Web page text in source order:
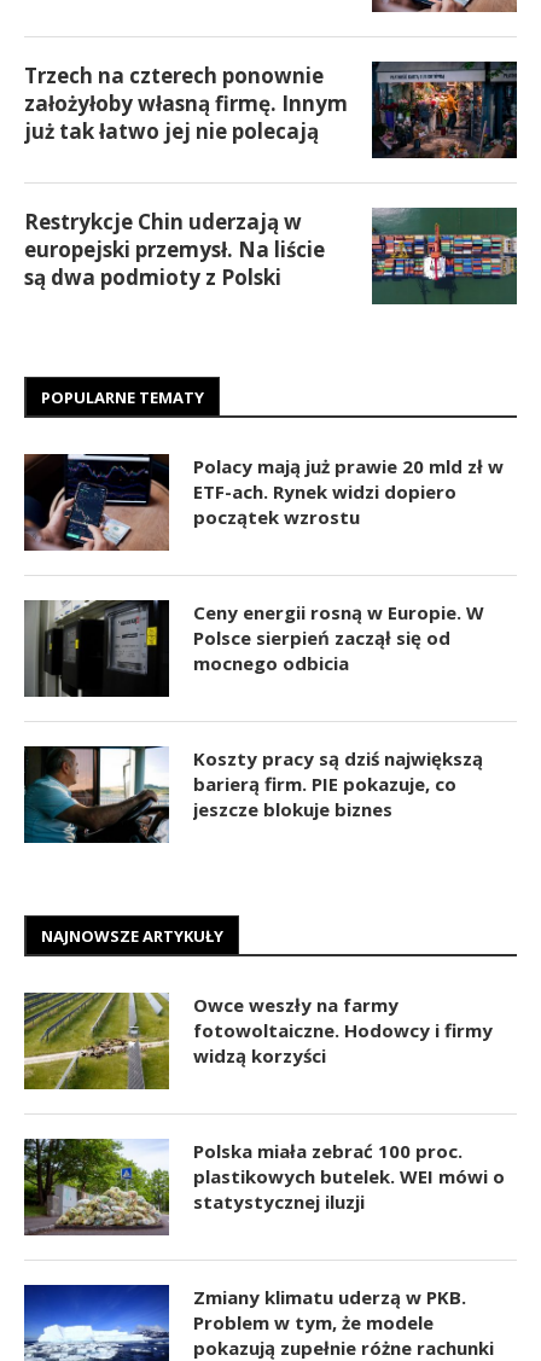
Trzech na czterech ponownie
założyłoby własną firmę. Innym
już tak łatwo jej nie polecają
Restrykcje Chin uderzają w
europejski przemysł. Na liście
są dwa podmioty z Polski
POPULARNE TEMATY
Polacy mają już prawie 20 mld zł w
ETF-ach. Rynek widzi dopiero
początek wzrostu
Ceny energii rosną w Europie. W
Polsce sierpień zaczął się od
mocnego odbicia
Koszty pracy są dziś największą
barierą firm. PIE pokazuje, co
jeszcze blokuje biznes
NAJNOWSZE ARTYKUŁY
Owce weszły na farmy
fotowoltaiczne. Hodowcy i firmy
widzą korzyści
Polska miała zebrać 100 proc.
plastikowych butelek. WEI mówi o
statystycznej iluzji
Zmiany klimatu uderzą w PKB.
Problem w tym, że modele
pokazują zupełnie różne rachunki